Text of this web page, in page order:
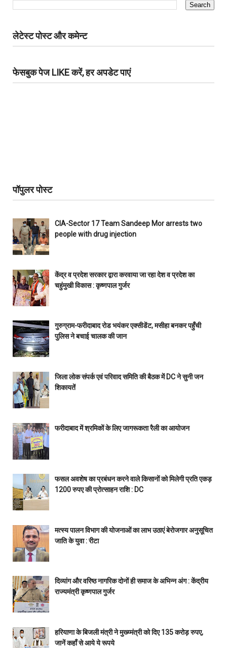
लेटेस्ट पोस्ट और कमेन्ट
फेसबुक पेज LIKE करें, हर अपडेट पाएं
पॉपुलर पोस्ट
CIA-Sector 17 Team Sandeep Mor arrests two
people with drug injection
केंद्र व प्रदेश सरकार द्वारा करवाया जा रहा देश व प्रदेश का
चहुंमुखी विकास : कृष्णपाल गुर्जर
गुरुग्राम-फरीदाबाद रोड भयंकर एक्सीडेंट, मसीहा बनकर पहुँची
पुलिस ने बचाई चालक की जान
जिला लोक संपर्क एवं परिवाद समिति की बैठक में DC ने सुनी जन
शिकायतें
फरीदाबाद में श्रमिकों के लिए जागरूकता रैली का आयोजन
फसल अवशेष का प्रबंधन करने वाले किसानों को मिलेगी प्रति एकड़
1200 रुपए की प्रोत्साहन राशि : DC
मत्स्य पालन विभाग की योजनाओं का लाभ उठाएं बेरोजगार अनुसूचित
जाति के युवा : रीटा
दिव्यांग और वरिष्ठ नागरिक दोनों ही समाज के अभिन्न अंग : केंद्रीय
राज्यमंत्री कृष्णपाल गुर्जर
हरियाणा के बिजली मंत्री ने मुख्य्मंत्री को दिए 135 करोड़ रुपए,
जानें कहाँ से आये ये रूपये